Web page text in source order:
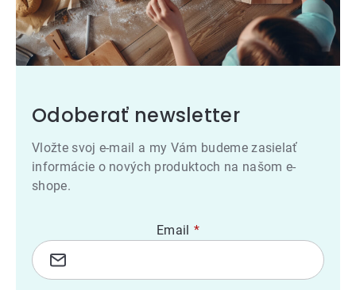
Odoberať newsletter
Vložte svoj e-mail a my Vám budeme zasielať
informácie o nových produktoch na našom e-
shope.
Email